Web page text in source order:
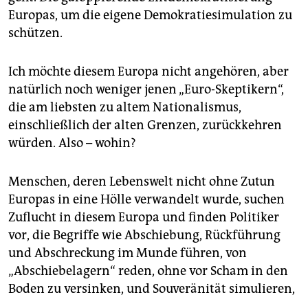
Europas, um die eigene Demokratiesimulation zu
schützen.
Ich möchte diesem Europa nicht angehören, aber
natürlich noch weniger jenen „Euro-Skeptikern“,
die am liebsten zu altem Nationalismus,
einschließlich der alten Grenzen, zurückkehren
würden. Also – wohin?
Menschen, deren Lebenswelt nicht ohne Zutun
Europas in eine Hölle verwandelt wurde, suchen
Zuflucht in diesem Europa und finden Politiker
vor, die Begriffe wie Abschiebung, Rückführung
und Abschreckung im Munde führen, von
„Abschiebelagern“ reden, ohne vor Scham in den
Boden zu versinken, und Souveränität simulieren,